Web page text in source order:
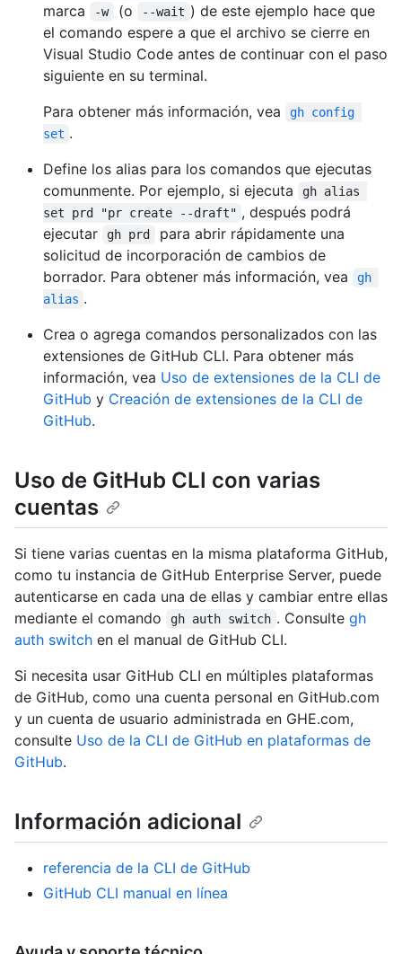
marca
-w (o --wait ) de este ejemplo hace que
el comando espere a que el archivo se cierre en
Visual Studio Code antes de continuar con el paso
siguiente en su terminal.
Para obtener más información, vea
gh config
set .
Define los alias para los comandos que ejecutas
comunmente. Por ejemplo, si ejecuta
gh alias
set prd "pr create --draft" , después podrá
ejecutar
gh prd
para abrir rápidamente una
solicitud de incorporación de cambios de
borrador. Para obtener más información, vea
gh
alias .
Crea o agrega comandos personalizados con las
extensiones de GitHub CLI. Para obtener más
información, vea Uso de extensiones de la CLI de
GitHub y Creación de extensiones de la CLI de
GitHub.
Uso de GitHub CLI con varias
cuentas
Si tiene varias cuentas en la misma plataforma GitHub,
como tu instancia de GitHub Enterprise Server, puede
autenticarse en cada una de ellas y cambiar entre ellas
mediante el comando
gh auth switch . Consulte gh
auth switch en el manual de GitHub CLI.
Si necesita usar GitHub CLI en múltiples plataformas
de GitHub, como una cuenta personal en GitHub.com
y un cuenta de usuario administrada en GHE.com,
consulte Uso de la CLI de GitHub en plataformas de
GitHub.
Información adicional
referencia de la CLI de GitHub
GitHub CLI manual en línea